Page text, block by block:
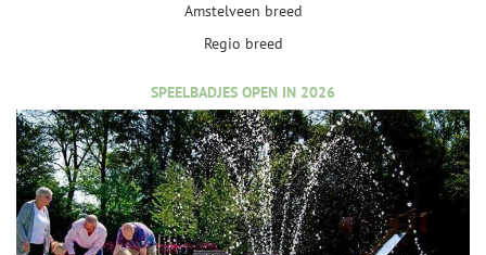
Amstelveen breed
Regio breed
SPEELBADJES OPEN IN 2026